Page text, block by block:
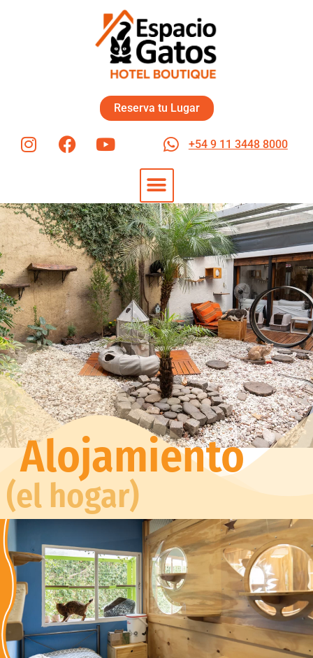
+54 9 11 3448 8000
Reserva tu Lugar
Alojamiento
(el hogar)